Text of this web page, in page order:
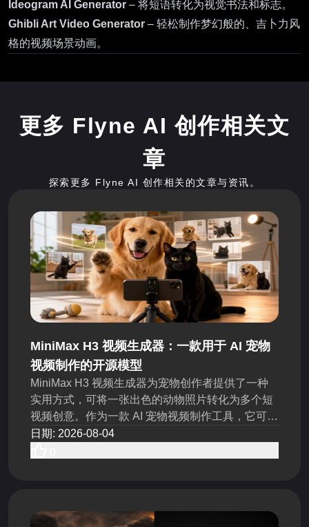
Ideogram AI Generator – 将短语转化为视觉书法和标志。
Ghibli Art Video Generator – 轻松制作梦幻般的、吉卜力风
格的视频场景动画。
更多 Flyne AI 创作相关文
章
探索更多 Flyne AI 创作相关的文章与资讯。
MiniMax H3 视频生成器：一款用于 AI 宠物
视频制作的开源模型
MiniMax H3 视频生成器为宠物创作者提供了一种
实用方式，可将一张出色的动物照片转化为多个短
视频创意。作为一款 AI 宠物视频制作工具，它可以
帮助 TikTok 创作者、UGC 团队和宠物品牌在相同
日期: 2026-08-04